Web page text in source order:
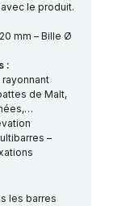
le produit.
mm – Bille Ø
:
de Malt,
–
les barres